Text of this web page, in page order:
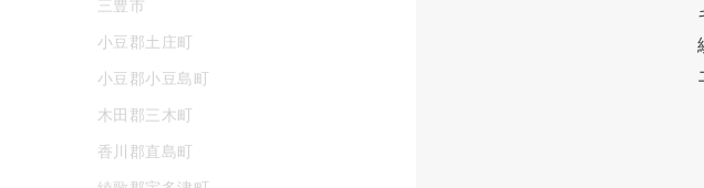
三豊市
小豆郡土庄町
小豆郡小豆島町
木田郡三木町
香川郡直島町